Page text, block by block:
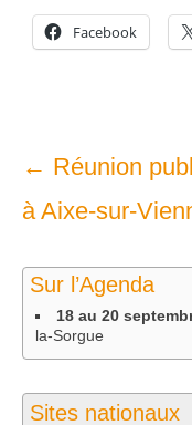
Facebook
Navigation
dans
articles
← Réunion
à Aixe-sur-
Sur l’Agenda
18 au 20
la-Sorgue
Sites nationaux